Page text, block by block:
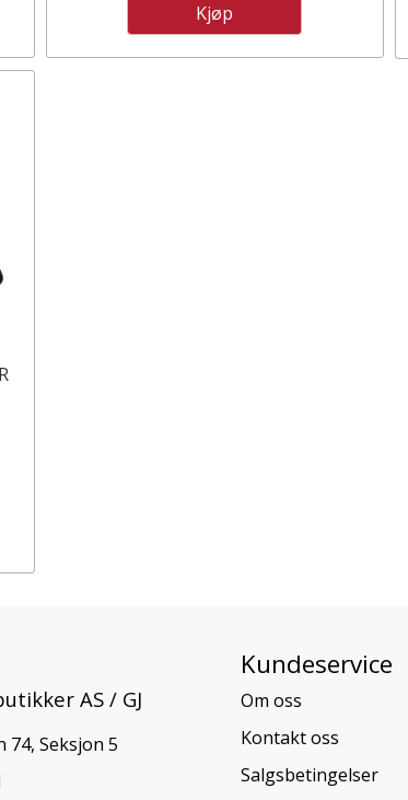
Kjøp
AS / GJ
74, Seksjon 5
Kundeservice
Om oss
Kontakt oss
Salgsbetingelser